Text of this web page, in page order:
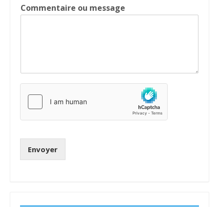
Commentaire ou message
Envoyer